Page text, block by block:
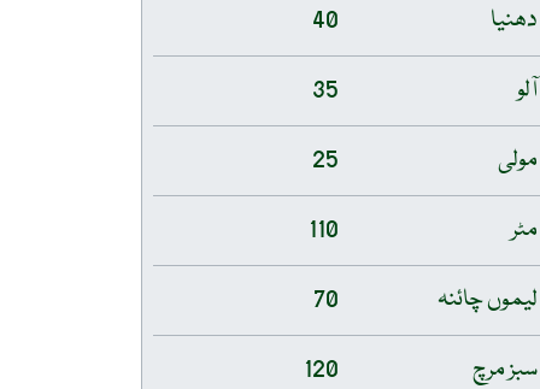
دھنیا
40
آلو
35
مولی
25
مٹر
110
لیموں چائنہ
70
سبز مرچ
120